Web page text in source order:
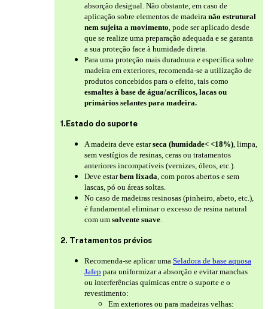
absorção desigual. Não obstante, em caso de
aplicação sobre elementos de madeira não estrutural
nem sujeita a movimento , pode ser aplicado desde
que se realize uma preparação adequada e se garanta
a sua proteção face à humidade direta.
Para uma proteção mais duradoura e específica sobre
madeira em exteriores, recomenda-se a utilização de
produtos concebidos para o efeito, tais como
esmaltes à base de água/acrílicos, lacas ou
primários selantes para madeira.
1.Estado do suporte
A madeira deve estarseca (humidade< <18%) , limpa,
sem vestígios de resinas, ceras ou tratamentos
anteriores incompatíveis (vernizes, óleos, etc.).
Deve estarbem lixada , com poros abertos e sem
lascas, pó ou áreas soltas.
No caso de madeiras resinosas (pinheiro, abeto, etc.),
é fundamental eliminar o excesso de resina natural
com um solvente suave
2. Tratamentos prévios
Recomenda-se aplicar uma Seladora de base aquosa
Jafep para uniformizar a absorção e evitar manchas
ou interferências químicas entre o suporte e o
revestimento:
Em exteriores ou para madeiras velhas: